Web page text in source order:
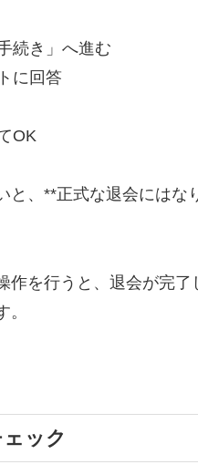
続き」へ進む
に回答
OK
と、**正式な退会にはな
作を行うと、退会が完了
ック